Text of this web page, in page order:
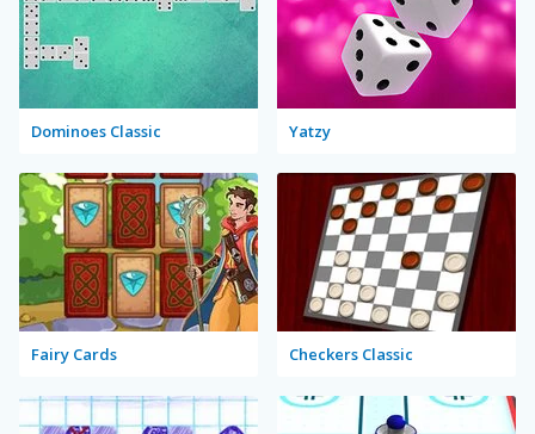
Dominoes Classic Yatzy
Fairy Cards Checkers Classic